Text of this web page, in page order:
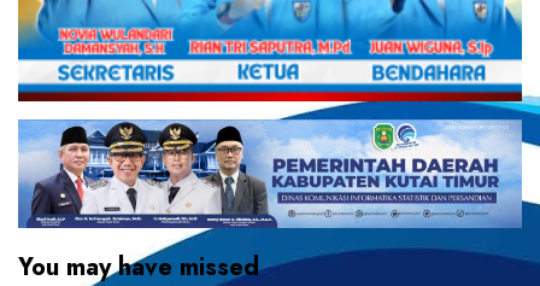
You may have missed